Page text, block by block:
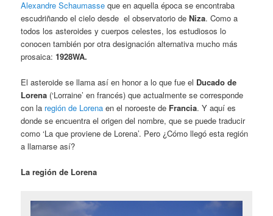
Alexandre Schaumasse que en aquella época se encontraba
escudriñando el cielo desde el observatorio deNiza. Como a
todos los asteroides y cuerpos celestes, los estudiosos lo
conocen también por otra designación alternativa mucho más
prosaica:1928WA.
El asteroide se llama así en honor a lo que fue el Ducado de
Lorena (‘Lorraine’ en francés) que actualmente se corresponde
con la región de Lorena en el noroeste de Francia. Y aquí es
donde se encuentra el origen del nombre, que se puede traducir
como ‘La que proviene de Lorena’. Pero ¿Cómo llegó esta región
a llamarse así?
La región de Lorena